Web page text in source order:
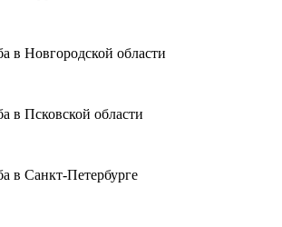
в Новгородской области
в Псковской области
в Санкт-Петербурге